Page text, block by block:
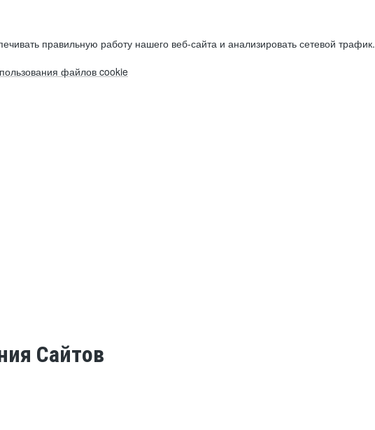
правильную работу нашего веб-сайта и анализировать сетевой трафик.
файлов cookie
Сайтов